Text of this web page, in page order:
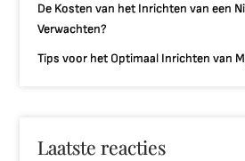
De Kosten van het Inrichten van een
Verwachten?
Tips voor het Optimaal Inrichten van
Laatste reacties